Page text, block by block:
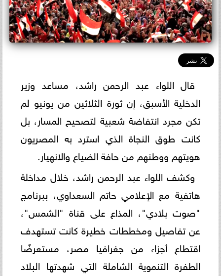
قال اللواء عبد الرحمن راشد، مساعد وزير
الدخلية الأسبق، إن ثورة الثلاثين من يونيو لم
تكن مجرد انتفاضة شعبية لتصحيح المسار، بل
كانت طوق النجاة الذي استرد به المصريون
هويتهم ووطنهم من حافة الضياع والانهيار.
وكشف اللواء عبد الرحمن راشد، خلال مداخلة
هاتفية مع الإعلامي حاتم السعداوي، ببرنامج
"صوت بلادي"، المذاع على قناة "الشمس"،
عن تفاصيل ومخططات خطيرة كانت تستهدف
اقتطاع أجزاء من جغرافيا مصر، مستعرضًا
الطفرة التنموية الشاملة التي شهدتها البلاد